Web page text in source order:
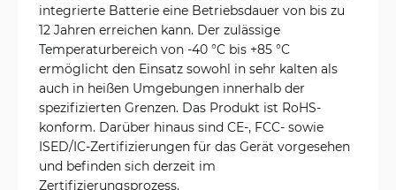
integrierte Batterie eine Betriebsdauer von bis zu
12 Jahren erreichen kann. Der zulässige
Temperaturbereich von -40 °C bis +85 °C
ermöglicht den Einsatz sowohl in sehr kalten als
auch in heißen Umgebungen innerhalb der
spezifizierten Grenzen. Das Produkt ist RoHS-
konform. Darüber hinaus sind CE-, FCC- sowie
ISED/IC-Zertifizierungen für das Gerät vorgesehen
und befinden sich derzeit im
Zertifizierungsprozess.